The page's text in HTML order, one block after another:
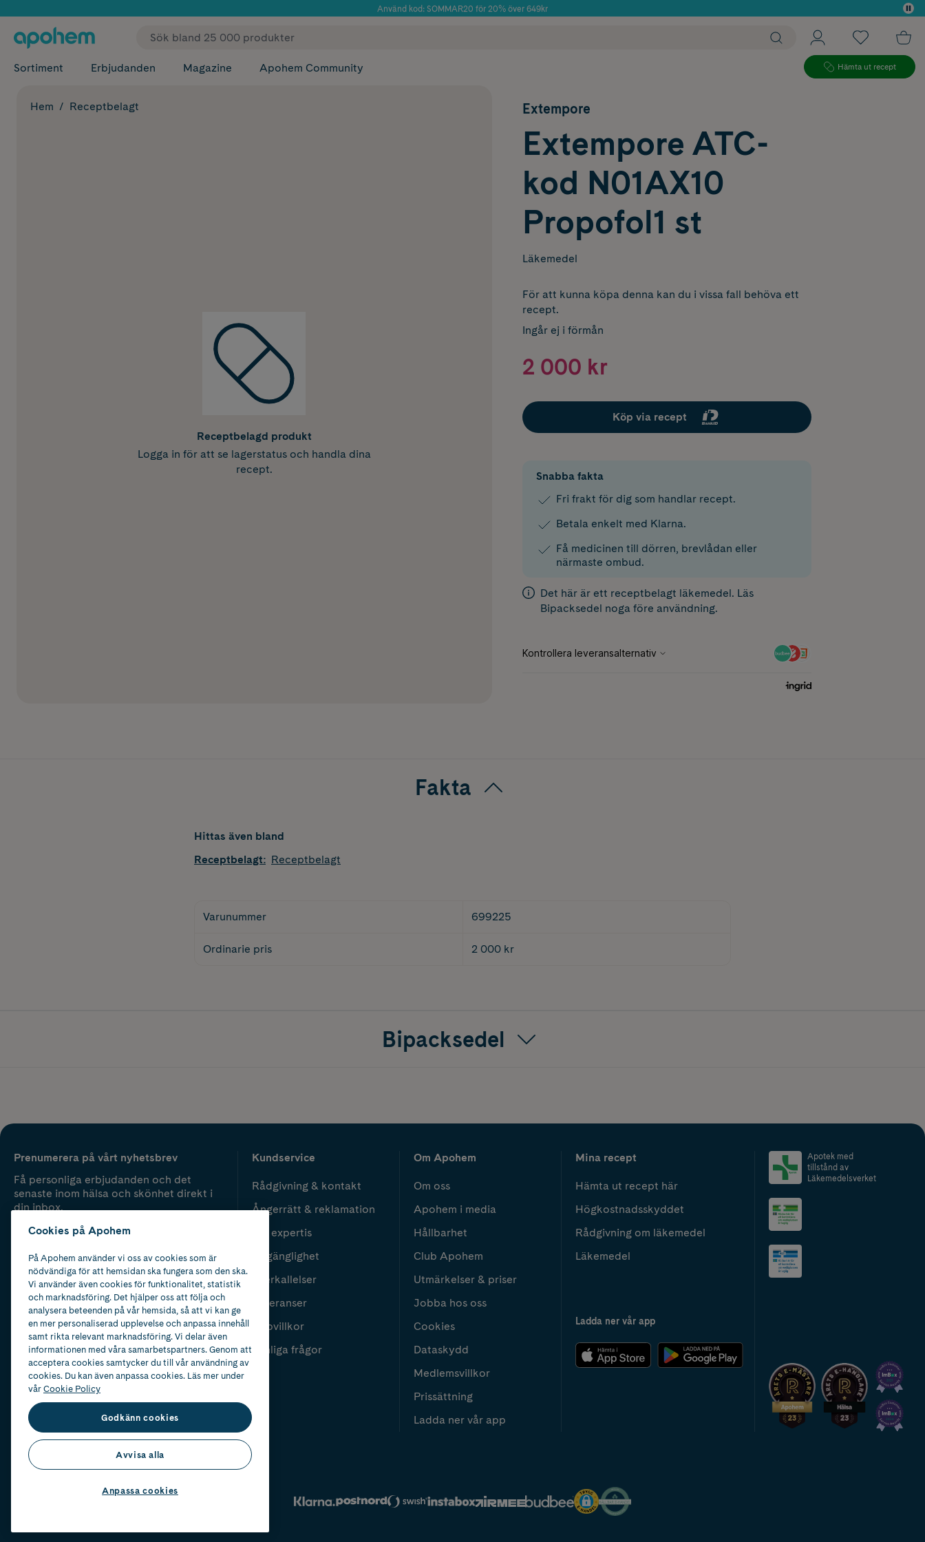
Använd kod: SOMMAR20 för 20% över 649kr
✓ Fri frakt
Sortiment Erbjudanden Magazine Apohem Community Hämta ut recept
Hem Receptbelagt
Receptbelagd produkt
Logga in för att se lagerstatus och handla dina
recept.
Extempore
Extempore ATC-
kod N01AX10
Propofol1 st
Läkemedel
För att kunna köpa denna kan du i vissa fall behöva ett
recept.
Ingår ej i förmån
2 000 kr
Köp via recept
Snabba fakta
Fri frakt för dig som handlar recept.
Betala enkelt med Klarna.
Få medicinen till dörren, brevlådan eller
närmaste ombud.
Det här är ett receptbelagt läkemedel. Läs
Bipacksedel noga före användning.
Fakta
Hittas även bland
Receptbelagt: Receptbelagt
Varunummer 699225
Ordinarie pris 2 000 kr
Bipacksedel
Prenumerera på vårt nyhetsbrev
Få personliga erbjudanden och det
senaste inom hälsa och skönhet direkt i
din inbox.
Kundservice
Rådgivning & kontakt
Ångerrätt & reklamation
Vår expertis
Tillgänglighet
Återkallelser
Leveranser
Köpvillkor
Vanliga frågor
Om Apohem
Om oss
Apohem i media
Hållbarhet
Club Apohem
Utmärkelser & priser
Jobba hos oss
Cookies
Dataskydd
Medlemsvillkor
Prissättning
Ladda ner vår app
Mina recept
Hämta ut recept här
Högkostnadsskyddet
Rådgivning om läkemedel
Läkemedel
Ladda ner vår app
Apotek med
tillstånd av
Läkemedelsverket
2024
Cookies på Apohem
På Apohem använder vi oss av cookies som är
nödvändiga för att hemsidan ska fungera som den ska.
Vi använder även cookies för funktionalitet, statistik
och marknadsföring. Det hjälper oss att följa och
analysera beteenden på vår hemsida, så att vi kan ge
en mer personaliserad upplevelse och anpassa innehåll
samt rikta relevant marknadsföring. Vi delar även
informationen med våra samarbetspartners. Genom att
acceptera cookies samtycker du till vår användning av
cookies. Du kan även anpassa cookies. Läs mer under
vårCookie Policy
Godkänn cookies
Avvisa alla
Anpassa cookies